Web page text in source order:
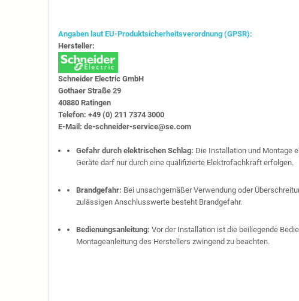
Angaben laut EU-Produktsicherheitsverordnung (GPSR):
Hersteller:
Schneider Electric GmbH
Gothaer Straße 29
40880 Ratingen
Telefon: +49 (0) 211 7374 3000
E-Mail: de-schneider-service@se.com
Gefahr durch elektrischen Schlag: Die Installation und Montage
Geräte darf nur durch eine qualifizierte Elektrofachkraft erfolgen.
Brandgefahr: Bei unsachgemäßer Verwendung oder
zulässigen Anschlusswerte besteht Brandgefahr.
Bedienungsanleitung: Vor der Installation ist die beiliegende
Montageanleitung des Herstellers zwingend zu beachten.